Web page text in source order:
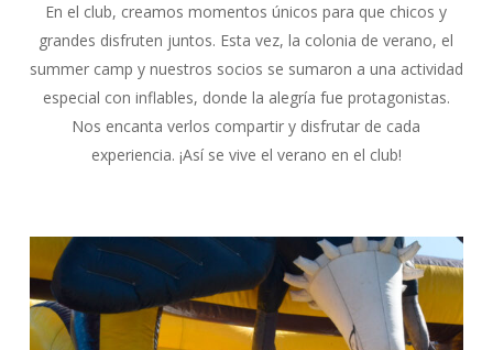
En el club, creamos momentos únicos para que chicos y
grandes disfruten juntos. Esta vez, la colonia de verano, el
summer camp y nuestros socios se sumaron a una actividad
especial con inflables, donde la alegría fue protagonistas.
Nos encanta verlos compartir y disfrutar de cada
experiencia. ¡Así se vive el verano en el club!